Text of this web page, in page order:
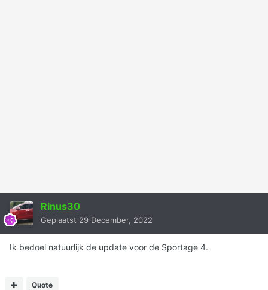
Rinus30
Geplaatst 29 December, 2022
Ik bedoel natuurlijk de update voor de Sportage 4.
Quote